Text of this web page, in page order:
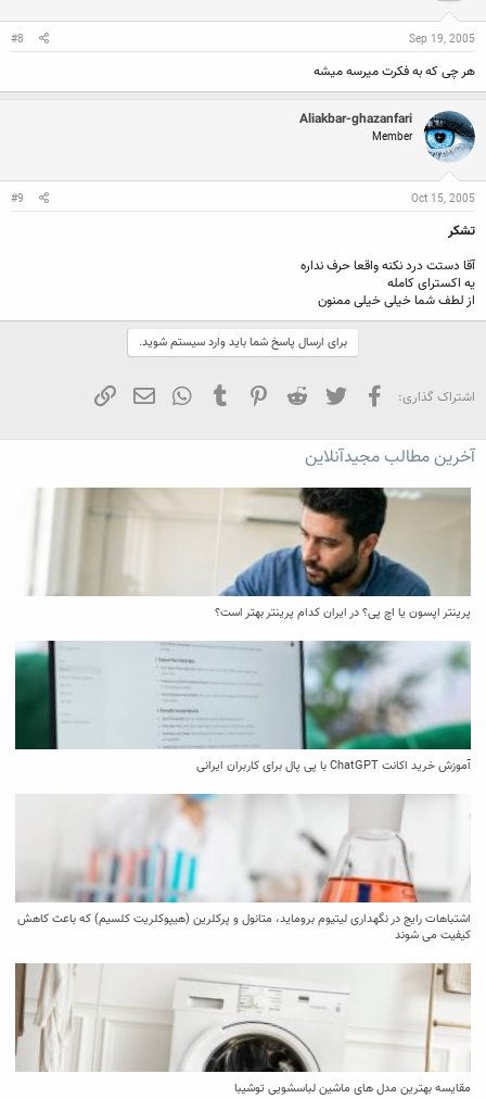
Sep 19, 2005
#8
هر چی که به فکرت میرسه میشه
Aliakbar-ghazanfari
Member
Oct 15, 2005
#9
تشکر
آقا دستت درد نکنه واقعا حرف نداره
یه اکسترای کامله
از لطف شما خیلی خیلی ممنون
برای ارسال پاسخ شما باید وارد سیستم شوید.
اشتراک گذاری: فیسبوک تویتر Reddit
Pinterest
Tumblr
WhatsApp
ایمیل
آخرین مطالب مجیدآنلاین
پرینتر اپسون یا اچ پی؟ در ایران کدام پرینتر بهتر است؟
آموزش خرید اکانت ChatGPT با پی پال برای کاربران ایرانی
اشتباهات رایج در نگهداری لیتیوم بروماید، متانول و پرکلرین (هیپوکلریت کلسیم) که باعث کاهش
کیفیت می‌ شوند
مقایسه بهترین مدل ‌های ماشین لباسشویی توشیبا